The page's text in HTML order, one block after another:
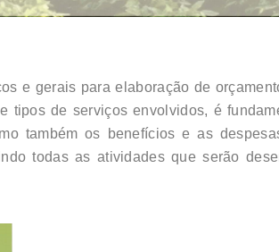
e gerais para elaboração de
tipos de serviços envolvidos, é
também os benefícios e as
todas as atividades que serão